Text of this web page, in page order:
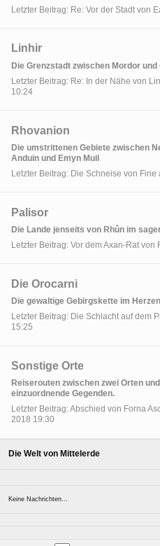
Letzter Beitrag: Re: Vor der Stadt von
Linhir
Die Grenzstadt zwischen Mordor und
Letzter Beitrag: Re: In der Nähe von
10:24
Rhovanion
Die umstrittenen Gebiete zwischen
Anduin und Emyn Muil
Letzter Beitrag: Die Schneise von Fine
Palisor
Die Lande jenseits von Rhûn im
Letzter Beitrag: Vor dem Axan-Rat
Die Orocarni
Die gewaltige Gebirgskette im
Letzter Beitrag: Die Schlacht auf dem
15:25
Sonstige Orte
Reiserouten zwischen zwei Orten
einzuordnende Gegenden.
Letzter Beitrag: Abschied von Forna
2018 19:30
Die Welt von Mittelerde
Keine Nachrichten...